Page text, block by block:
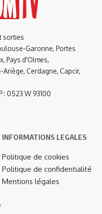
sorties
Garonne, Portes
Pays d'Olmes,
Cerdagne, Capcir,
: 0523 W 93100
INFORMATIONS LEGALES
Politique de cookies
Politique de confidentialité
Mentions légales